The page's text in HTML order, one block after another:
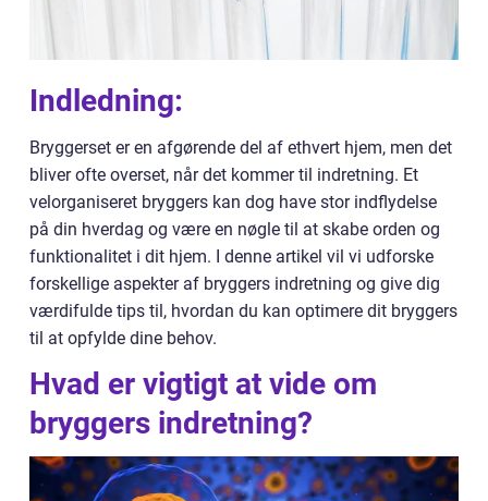
Indledning:
Bryggerset er en afgørende del af ethvert hjem, men det
bliver ofte overset, når det kommer til indretning. Et
velorganiseret bryggers kan dog have stor indflydelse
på din hverdag og være en nøgle til at skabe orden og
funktionalitet i dit hjem. I denne artikel vil vi udforske
forskellige aspekter af bryggers indretning og give dig
værdifulde tips til, hvordan du kan optimere dit bryggers
til at opfylde dine behov.
Hvad er vigtigt at vide om
bryggers indretning?